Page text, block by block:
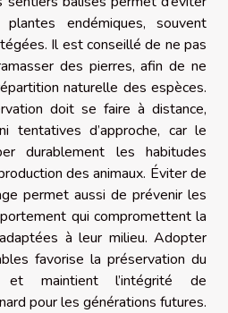
endémiques, souvent
Il est conseillé de ne pas
des pierres, afin de ne
naturelle des espèces.
doit se faire à distance,
tentatives d’approche, car le
durablement les habitudes
des animaux. Éviter de
permet aussi de prévenir les
qui compromettent la
à leur milieu. Adopter
favorise la préservation du
et maintient l’intégrité de
pour les générations futures.